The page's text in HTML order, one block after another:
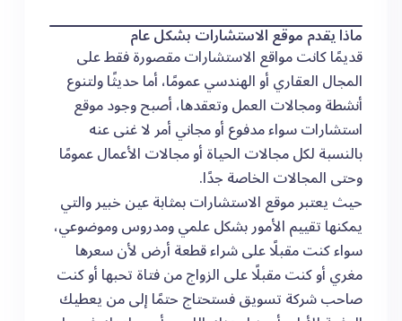
ماذا يقدم موقع الاستشارات بشكل عام
قديمًا كانت مواقع الاستشارات مقصورة فقط على
المجال العقاري أو الهندسي عمومًا، أما حديثًا ولتنوع
أنشطة ومجالات العمل وتعقدها، أصبح وجود موقع
استشارات سواء مدفوع أو مجاني أمر لا غنى عنه
بالنسبة لكل مجالات الحياة أو مجالات الأعمال عمومًا
وحتى المجالات الخاصة جدًا.
حيث يعتبر موقع الاستشارات بمثابة عين خبير والتي
يمكنها تقييم الأمور بشكل علمي ومدروس وموضوعي،
سواء كنت مقبلًا على شراء قطعة أرض لأن سعرها
مغري أو كنت مقبلًا على الزواج من فتاة تحبها أو كنت
صاحب شركة تسويق فستحتاج حتمًا إلى من يعطيك